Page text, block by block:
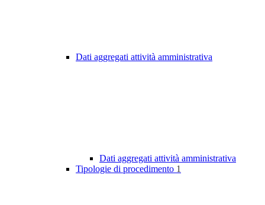
Dati aggregati attività amministrativa
Dati aggregati attività amministrativa
Tipologie di procedimento 1